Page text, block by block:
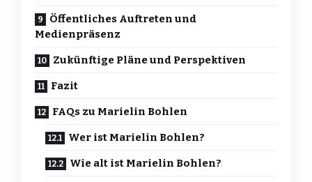
Öffentliches Auftreten und
Medienpräsenz
Zukünftige Pläne und Perspektiven
Fazit
FAQs zu Marielin Bohlen
Wer ist Marielin Bohlen?
Wie alt ist Marielin Bohlen?